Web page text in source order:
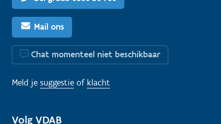
Mail ons
Chat momenteel niet beschikbaar
Meld je suggestie of klacht
Volg VDAB